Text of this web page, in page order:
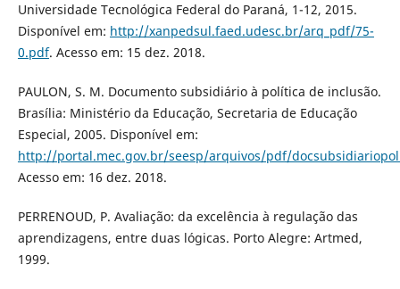
Universidade Tecnológica Federal do Paraná, 1-12, 2015.
Disponível em: http://xanpedsul.faed.udesc.br/arq_pdf/75-
0.pdf. Acesso em: 15 dez. 2018.
PAULON, S. M. Documento subsidiário à política de inclusão.
Brasília: Ministério da Educação, Secretaria de Educação
Especial, 2005. Disponível em:
http://portal.mec.gov.br/seesp/arquivos/pdf/
Acesso em: 16 dez. 2018.
PERRENOUD, P. Avaliação: da excelência à regulação das
aprendizagens, entre duas lógicas. Porto Alegre: Artmed,
1999.